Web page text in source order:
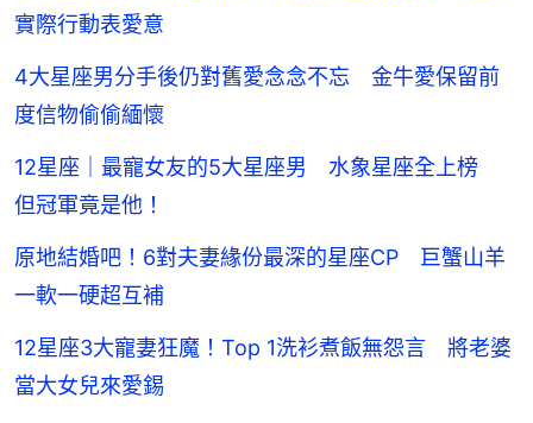
實際行動表愛意
4大星座男分手後仍對舊愛念念不忘 金牛愛保留前
度信物偷偷緬懷
12星座｜最寵女友的5大星座男 水象星座全上榜
但冠軍竟是他！
原地結婚吧！6對夫妻緣份最深的星座CP 巨蟹山羊
一軟一硬超互補
12星座3大寵妻狂魔！Top 1洗衫煮飯無怨言 將老婆
當大女兒來愛錫